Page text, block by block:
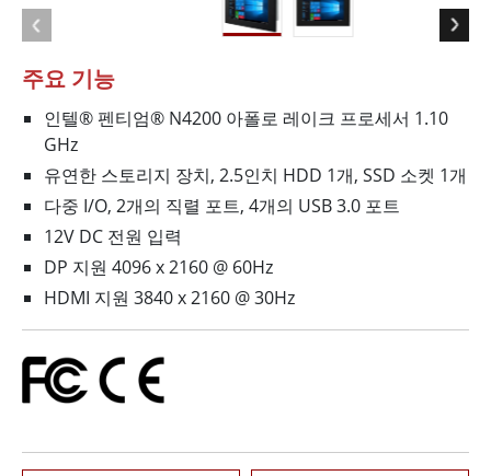
주요 기능
인텔® 펜티엄® N4200 아폴로 레이크 프로세서 1.10
GHz
유연한 스토리지 장치, 2.5인치 HDD 1개, SSD 소켓 1개
다중 I/O, 2개의 직렬 포트, 4개의 USB 3.0 포트
12V DC 전원 입력
DP 지원 4096 x 2160 @ 60Hz
HDMI 지원 3840 x 2160 @ 30Hz